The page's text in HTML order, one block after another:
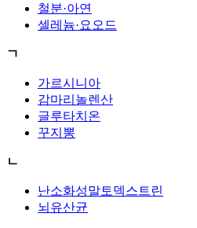
철분·아연
셀레늄·요오드
ㄱ
가르시니아
감마리놀렌산
글루타치온
꾸지뽕
ㄴ
난소화성말토덱스트린
뇌유산균